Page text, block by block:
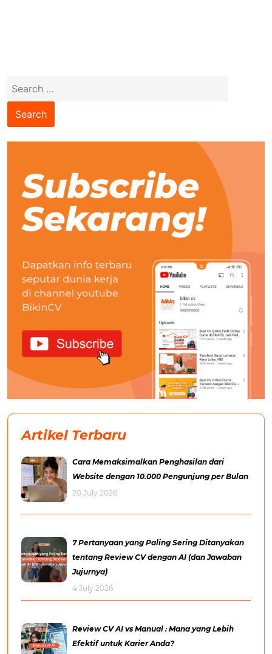
Search
Artikel Terbaru
Cara Memaksimalkan Penghasilan dari
Website dengan 10.000 Pengunjung per Bulan
20 July 2026
7 Pertanyaan yang Paling Sering Ditanyakan
tentang Review CV dengan AI (dan Jawaban
Jujurnya)
4 July 2026
Review CV AI vs Manual : Mana yang Lebih
Efektif untuk Karier Anda?